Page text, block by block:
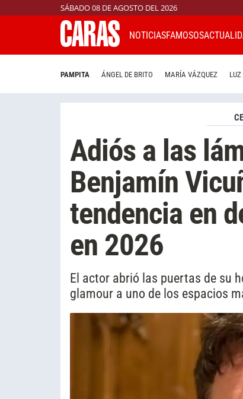
SÁBADO 08 DE AGOSTO DEL 2026
NOTICIASFAMOSOS
PAMPITA ÁNGEL DE BRITO MARÍA VÁZQUEZ LUZ
Adiós a las
Benjamín
tendencia en
en 2026
El actor abrió las puertas de su
glamour a uno de los espacios